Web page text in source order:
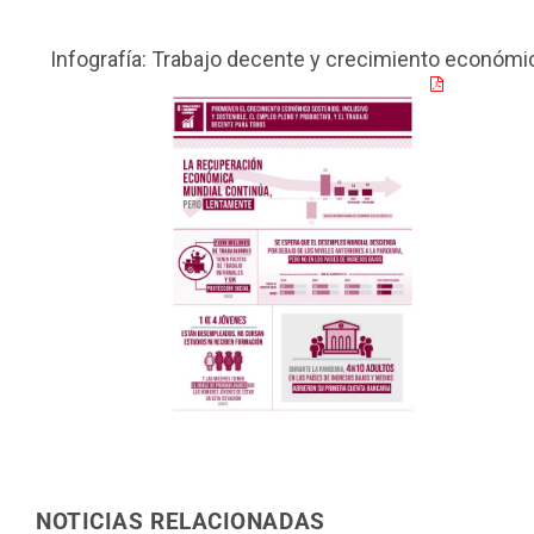
Infografía: Trabajo decente y crecimiento
NOTICIAS RELACIONADAS